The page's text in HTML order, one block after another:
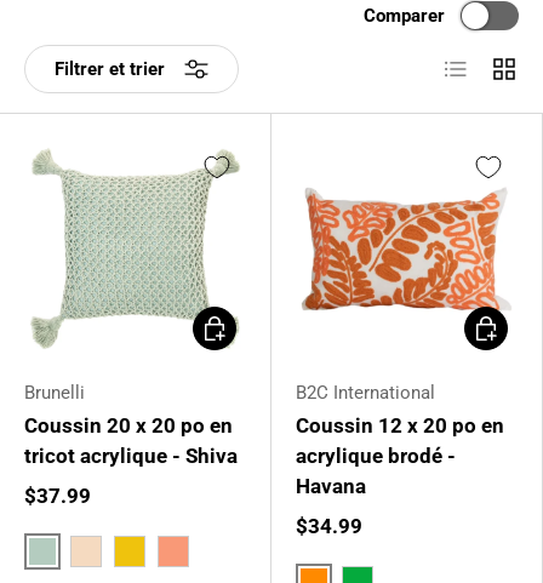
Filtrer et trier
Comparer
Liste Grille
Brunelli
Coussin 20 x 20 po en
tricot acrylique - Shiva
$37.99
Choisir les options
B2C International
Coussin 12 x 20 po en
acrylique brodé -
Havana
$34.99
Choisir